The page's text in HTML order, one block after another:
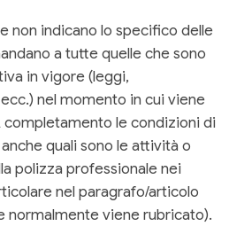
non indicano lo specifico delle
a tutte quelle che sono
in vigore (leggi,
nel momento in cui viene
completamento le condizioni di
quali sono le attività o
polizza professionale nei
nel paragrafo/articolo
normalmente viene rubricato).